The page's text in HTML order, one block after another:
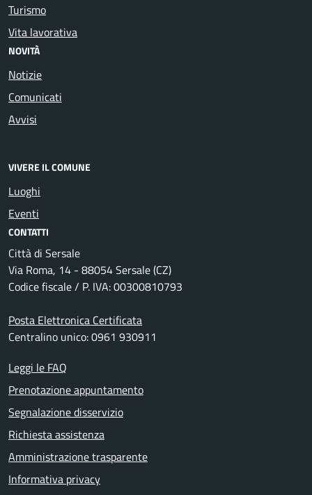
Turismo
Vita lavorativa
NOVITÀ
Notizie
Comunicati
Avvisi
VIVERE IL COMUNE
Luoghi
Eventi
CONTATTI
Città di Sersale
Via Roma, 14 - 88054 Sersale (CZ)
Codice fiscale / P. IVA: 00300810793
Posta Elettronica Certificata
Centralino unico: 0961 930911
Leggi le FAQ
Prenotazione appuntamento
Segnalazione disservizio
Richiesta assistenza
Amministrazione trasparente
Informativa privacy